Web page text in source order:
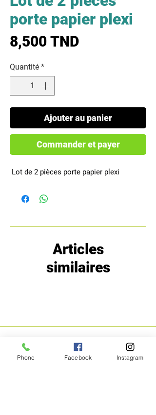
porte papier plexi
8,500 TNDPrix
Quantité *
Ajouter au panier
Commander et payer
Lot de 2 pièces porte papier plexi
Articles
similaires
MENU POLITIQUE
Phone Facebook Instagram